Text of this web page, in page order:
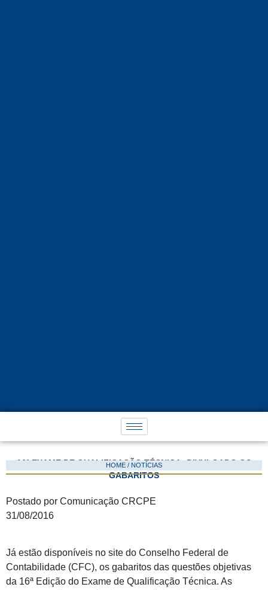
16º EXAME DE QUALIFICAÇÃO TÉCNICA: DIVULGADO OS
GABARITOS
HOME / NOTÍCIAS
Postado por Comunicação CRCPE
31/08/2016
Já estão disponíveis no site do Conselho Federal de
Contabilidade (CFC), os gabaritos das questões objetivas
da 16ª Edição do Exame de Qualificação Técnica. As